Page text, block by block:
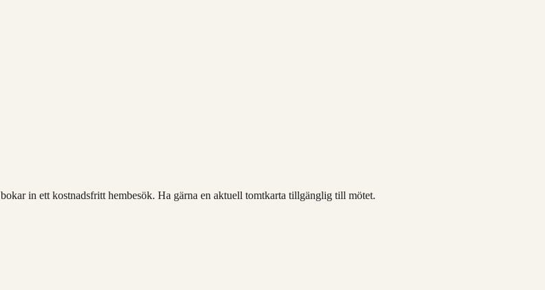
in ett kostnadsfritt hembesök. Ha gärna en aktuell tomtkarta tillgänglig till mötet.